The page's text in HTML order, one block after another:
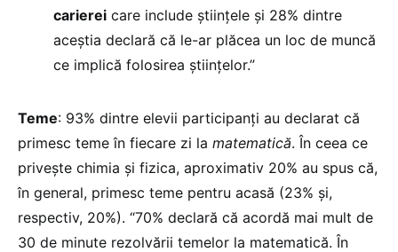
carierei care include științele și 28% dintre
aceștia declară că le-ar plăcea un loc de muncă
ce implică folosirea științelor.”
Teme: 93% dintre elevii participanți au declarat că
primesc teme în fiecare zi la matematică. În ceea ce
privește chimia și fizica, aproximativ 20% au spus că,
în general, primesc teme pentru acasă (23% și,
respectiv, 20%). “70% declară că acordă mai mult de
30 de minute rezolvării temelor la matematică. În